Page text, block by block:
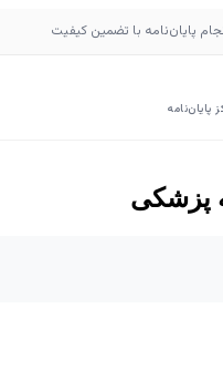
پایان‌نامه با تضمین کیفیت
پزشکی